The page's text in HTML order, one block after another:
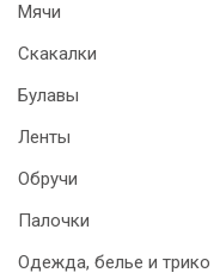
Мячи
Скакалки
Булавы
Ленты
Обручи
Палочки
Одежда, белье и трико